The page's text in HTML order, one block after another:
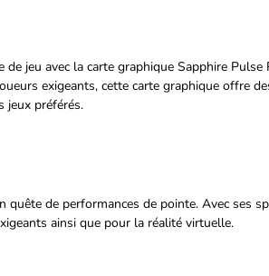
jeu avec la carte graphique Sapphire Pulse
exigeants, cette carte graphique offre
jeux préférés.
de performances de pointe. Avec ses
ainsi que pour la réalité virtuelle.